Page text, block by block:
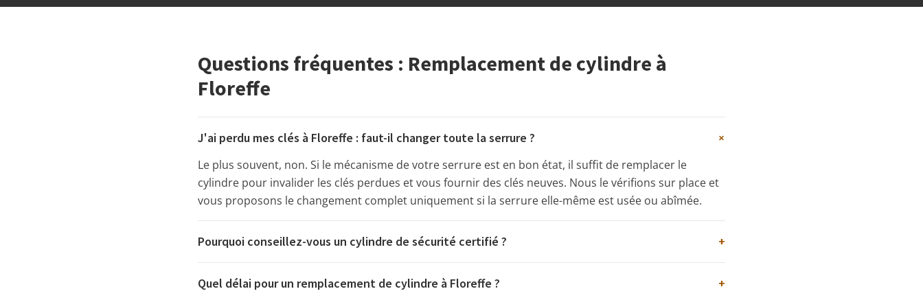
Questions fréquentes : Remplacement de cylindre à
Floreffe
J'ai perdu mes clés à Floreffe : faut-il changer toute la serrure ? +
Le plus souvent, non. Si le mécanisme de votre serrure est en bon état, il suffit de remplacer le
cylindre pour invalider les clés perdues et vous fournir des clés neuves. Nous le vérifions sur place et
vous proposons le changement complet uniquement si la serrure elle-même est usée ou abîmée.
Pourquoi conseillez-vous un cylindre de sécurité certifié ? +
Quel délai pour un remplacement de cylindre à Floreffe ? +